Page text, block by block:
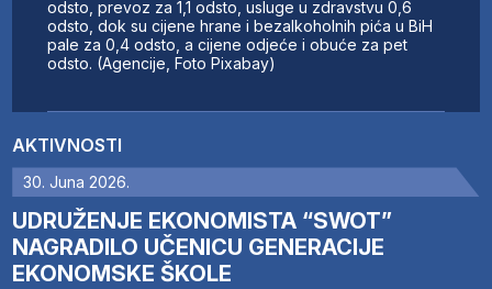
AKTIVNOSTI
30. Juna 2026.
UDRUŽENJE EKONOMISTA “SWOT”
NAGRADILO UČENICU GENERACIJE
EKONOMSKE ŠKOLE
odsto, prevoz za 1,1 odsto, usluge u zdravstvu 0,6
odsto, dok su cijene hrane i bezalkoholnih pića u BiH
pale za 0,4 odsto, a cijene odjeće i obuće za pet
odsto. (Agencije, Foto Pixabay)